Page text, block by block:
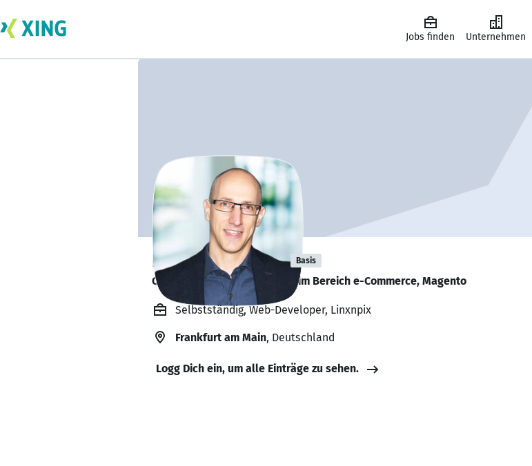
Jobs finden Unternehmen
Dmitrii Shapiro Basis
Offen für Freelance-Projekte im Bereich e-Commerce, Magento
Selbstständig, Web-Developer, Linxnpix
Frankfurt am Main, Deutschland
Logg Dich ein, um alle Einträge zu sehen.